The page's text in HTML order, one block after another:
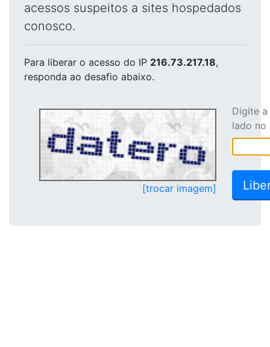
acessos suspeitos a sites hospedados
conosco.
Para liberar o acesso do IP 216.73.217.18,
responda ao desafio abaixo.
[trocar imagem]
Digite
lado no